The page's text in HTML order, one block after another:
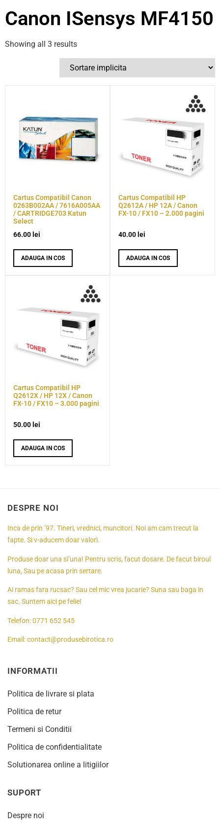
Canon ISensys MF4150
Showing all 3 results
Cartus Compatibil Canon
0263B002AA / 7616A005AA
/ CARTRIDGE703 Katun
Select
66.00 lei
ADAUGA IN COS
Cartus Compatibil HP
Q2612A / HP 12A / Canon
FX-10 / FX10 – 2.000 pagini
40.00 lei
ADAUGA IN COS
Cartus Compatibil HP
Q2612X / HP 12X / Canon
FX-10 / FX10 – 3.000 pagini
50.00 lei
ADAUGA IN COS
DESPRE NOI
Inca de prin ’97. Tineri, vrednici, muncitori. Noi am cam trecut la
fapte. Si v-aducem doar valori.
Produse doar una si’una! Pentru scris, facut dosare. De facut biroul
luna, Sau pe acasa prin sertare.
Ai ramas fara rucsac? Sau cel mic vrea jucarie? Suna sau baga in
sac. Suntem aici pe felie!
Telefon:0771 652 545
Email:contact@produsebirotica.ro
INFORMATII
Politica de livrare si plata
Politica de retur
Termeni si Conditii
Politica de confidentialitate
Solutionarea online a litigiilor
SUPORT
Despre noi